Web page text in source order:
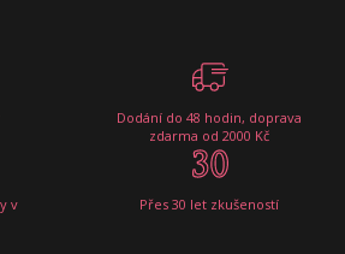
Dodání do 48 hodin, doprava
zdarma od 2000 Kč
v
Přes 30 let zkušeností